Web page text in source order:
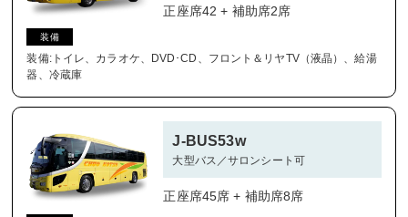
正座席42 + 補助席2席
装備
装備:トイレ、カラオケ、DVD･CD、フロント＆リヤTV（液晶）、給湯
器、冷蔵庫
J-BUS53w
大型バス／サロンシート可
正座席45席 + 補助席8席